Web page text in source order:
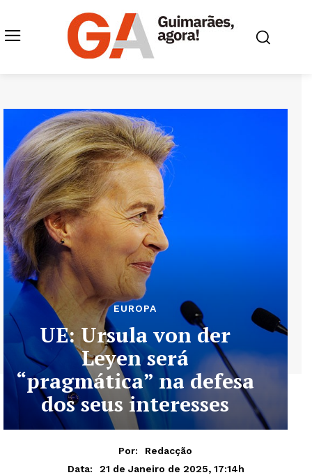
EUROPA
UE: Ursula von der
Leyen será
“pragmática” na defesa
dos seus interesses
Por:
Redacção
Data:
21 de Janeiro de 2025, 17:14h